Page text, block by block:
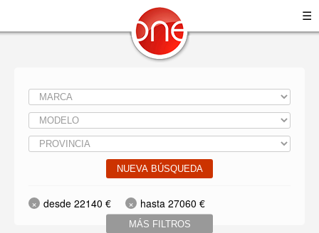
☰
NUEVA BÚSQUEDA
MÁS FILTROS
desde 22140 € hasta 27060 €